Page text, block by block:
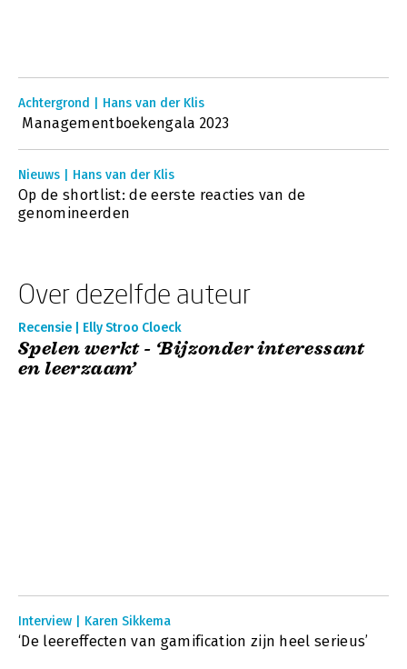
Achtergrond | Hans van der Klis
Managementboekengala 2023
Nieuws | Hans van der Klis
Op de shortlist: de eerste reacties van de
genomineerden
Over dezelfde auteur
Recensie | Elly Stroo Cloeck
Spelen werkt - ‘Bijzonder interessant
en leerzaam’
Interview | Karen Sikkema
‘De leereffecten van gamification zijn heel serieus’